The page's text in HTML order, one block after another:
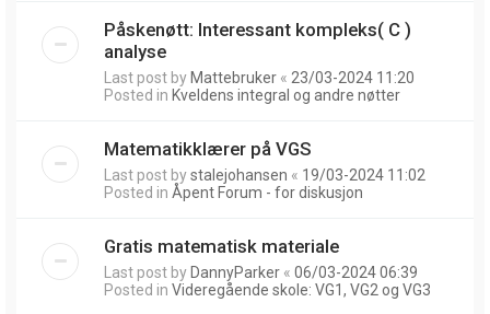
Påskenøtt: Interessant kompleks( C )
analyse
Last post by Mattebruker « 23/03-2024 11:20
Posted in Kveldens integral og andre nøtter
Matematikklærer på VGS
Last post bystalejohansen « 19/03-2024 11:02
Posted in Åpent Forum - for diskusjon
Gratis matematisk materiale
Last post by DannyParker « 06/03-2024 06:39
Posted in Videregående skole: VG1, VG2 og VG3